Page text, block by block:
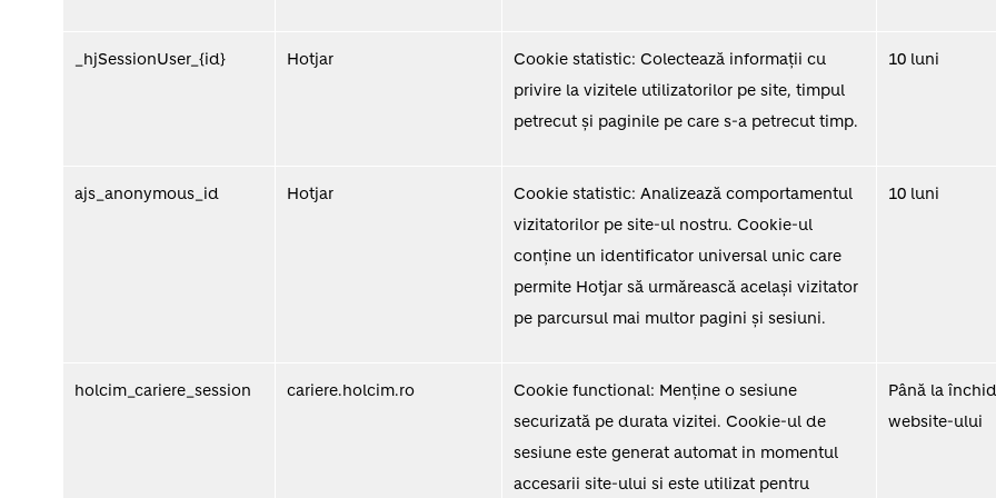
_hjSessionUser_{id} Hotjar
Cookie statistic: Colectează informații cu
privire la vizitele utilizatorilor pe site, timpul
petrecut și paginile pe care s-a petrecut timp.
10 luni
ajs_anonymous_id Hotjar
Cookie statistic: Analizează comportamentul
vizitatorilor pe site-ul nostru. Cookie-ul
conține un identificator universal unic care
permite Hotjar să urmărească același vizitator
pe parcursul mai multor pagini și sesiuni.
10 luni
holcim_cariere_session cariere.holcim.ro
Cookie functional: Menține o sesiune
securizată pe durata vizitei. Cookie-ul de
sesiune este generat automat in momentul
accesarii site-ului si este utilizat pentru
Până la
website-ului